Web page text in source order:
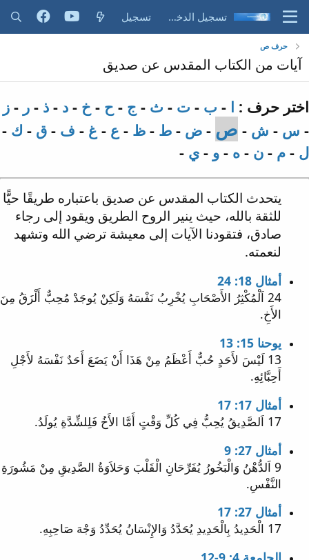
تسجيل الدخول تسجيل
حرف ص
آيات من الكتاب المقدس عن صديق
اختر حرف : ا - ب - ت - ث - ج - ح - خ - د - ذ - ر - ز
- س - ش - ص - ض - ط - ظ - ع - غ - ف - ق - ك -
ل - م - ن - ه - و - ي -
يتحدث الكتاب المقدس عن صديق باعتباره طريقًا حيًّا
للثقة بالله، حيث ينير الروح الطريق ويقود إلى رجاء
صادق، فتقودنا الآيات إلى معيشة ترضي الله وتشهد
لنعمته.
أمثال 18: 24
24 اَلْمُكْثِرُ الأَصْحَابِ يُخْرِبُ نَفْسَهُ وَلَكِنْ يُوجَدْ مُحِبٌّ أَلْزَقُ مِنَ
الأَخِ.
يوحنا 15: 13
13 لَيْسَ لأَحَدٍ حُبٌّ أَعْظَمُ مِنْ هَذَا أَنْ يَضَعَ أَحَدٌ نَفْسَهُ لأَجْلِ
أَحِبَّائِهِ.
أمثال 17: 17
17 اَلصَّدِيقُ يُحِبُّ فِي كُلِّ وَقْتٍ أَمَّا الأَخُ فَلِلشِّدَّةِ يُولَدُ.
أمثال 27: 9
9 اَلدُّهْنُ وَالْبَخُورُ يُفَرِّحَانِ الْقَلْبَ وَحَلاَوَةُ الصَّدِيقِ مِنْ مَشُورَةِ
النَّفْسِ.
أمثال 27: 17
17 الْحَدِيدُ بِالْحَدِيدِ يُحَدَّدُ وَالإِنْسَانُ يُحَدِّدُ وَجْهَ صَاحِبِهِ.